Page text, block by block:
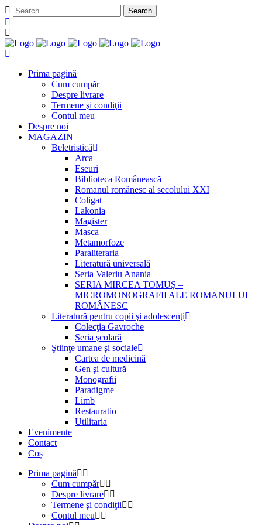
Prima pagină
Cum cumpăr
Despre livrare
Termene şi condiţii
Contul meu
Despre noi
MAGAZIN
Beletristică
Arca
Eseuri
Biblioteca Românească
Romanul românesc al secolului XXI
Coligat
Lakonia
Magister
Masca
Metamorfoze
Paraliteraria
Literatură universală
Seria Valeriu Anania
SERIA MIRCEA TOMUȘ –
MICROMONOGRAFII ALE ROMANULUI
ROMÂNESC
Literatură pentru copii şi adolescenţi
Colecţia Gavroche
Seria şcolară
Ştiinţe umane şi sociale
Cartea de medicină
Gen şi cultură
Monografii
Paradigme
Limb
Restauratio
Utilitaria
Evenimente
Contact
Coș
Prima pagină
Cum cumpăr
Despre livrare
Termene şi condiţii
Contul meu